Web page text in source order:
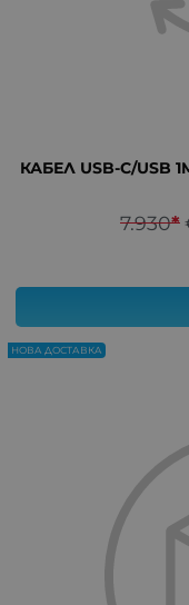
КАБЕЛ USB-C/USB
7.930*
НОВА ДОСТАВКА